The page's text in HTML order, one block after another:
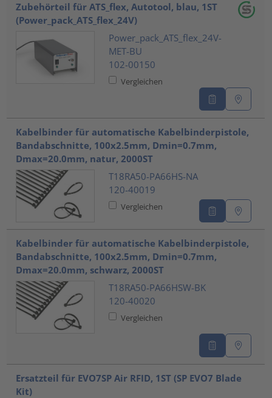
Zubehörteil für ATS_flex, Autotool, blau, 1ST
(Power_pack_ATS_flex_24V)
Power_pack_ATS_flex_24V-
MET-BU
102-00150
Vergleichen
Kabelbinder für automatische Kabelbinderpistole,
Bandabschnitte, 100x2.5mm, Dmin=0.7mm,
Dmax=20.0mm, natur, 2000ST
T18RA50-PA66HS-NA
120-40019
Vergleichen
Kabelbinder für automatische Kabelbinderpistole,
Bandabschnitte, 100x2.5mm, Dmin=0.7mm,
Dmax=20.0mm, schwarz, 2000ST
T18RA50-PA66HSW-BK
120-40020
Vergleichen
Ersatzteil für EVO7SP Air RFID, 1ST (SP EVO7 Blade
Kit)